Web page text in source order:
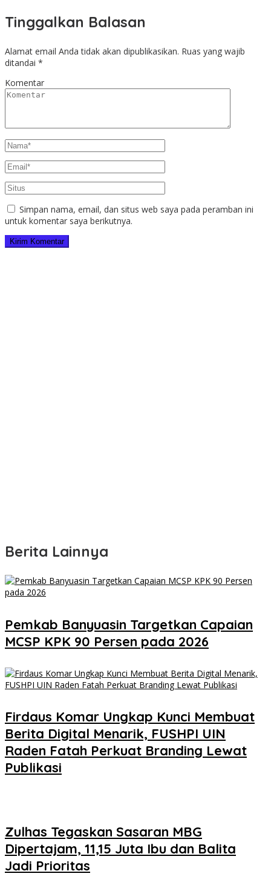
Tinggalkan Balasan
Alamat email Anda tidak akan dipublikasikan. Ruas yang wajib
ditandai *
Komentar
Simpan nama, email, dan situs web saya pada peramban ini
untuk komentar saya berikutnya.
Berita Lainnya
Pemkab Banyuasin Targetkan Capaian
MCSP KPK 90 Persen pada 2026
Firdaus Komar Ungkap Kunci Membuat
Berita Digital Menarik, FUSHPI UIN
Raden Fatah Perkuat Branding Lewat
Publikasi
Zulhas Tegaskan Sasaran MBG
Dipertajam, 11,15 Juta Ibu dan Balita
Jadi Prioritas